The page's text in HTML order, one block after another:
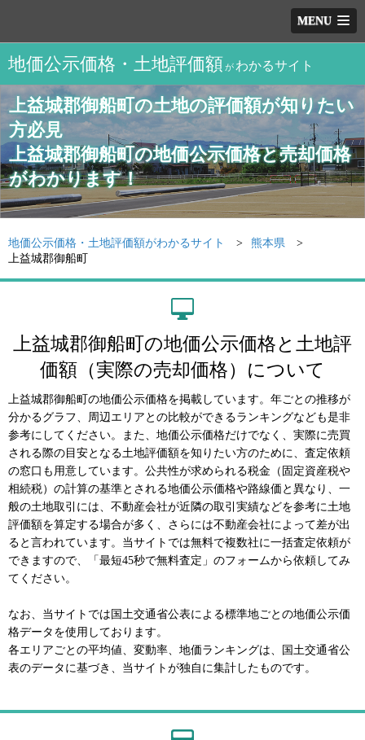
MENU
地価公示価格・土地評価額が わかるサイト
上益城郡御船町の土地の評価額が知りたい
方必見
上益城郡御船町の地価公示価格と売却価格
がわかります！
地価公示価格・土地評価額がわかるサイト
熊本県
上益城郡御船町
上益城郡御船町の地価公示価格と土地評
価額（実際の売却価格）について
上益城郡御船町の地価公示価格を掲載しています。年ごとの推移が
分かるグラフ、周辺エリアとの比較ができるランキングなども是非
参考にしてください。また、地価公示価格だけでなく、実際に売買
される際の目安となる土地評価額を知りたい方のために、査定依頼
の窓口も用意しています。公共性が求められる税金（固定資産税や
相続税）の計算の基準とされる地価公示価格や路線価と異なり、一
般の土地取引には、不動産会社が近隣の取引実績などを参考に土地
評価額を算定する場合が多く、さらには不動産会社によって差が出
ると言われています。当サイトでは無料で複数社に一括査定依頼が
できますので、「最短45秒で無料査定」のフォームから依頼してみ
てください。
なお、当サイトでは国土交通省公表による標準地ごとの地価公示価
格データを使用しております。
各エリアごとの平均値、変動率、地価ランキングは、国土交通省公
表のデータに基づき、当サイトが独自に集計したものです。